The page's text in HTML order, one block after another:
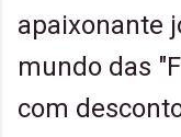
apaixonante
mundo das
com